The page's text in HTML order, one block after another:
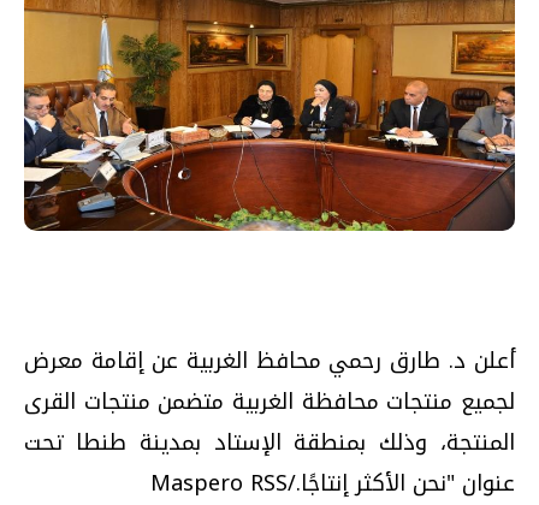
أعلن د. طارق رحمي محافظ الغربية عن إقامة معرض
لجميع منتجات محافظة الغربية متضمن منتجات القرى
المنتجة، وذلك بمنطقة الإستاد بمدينة طنطا تحت
عنوان "نحن الأكثر إنتاجًا./Maspero RSS